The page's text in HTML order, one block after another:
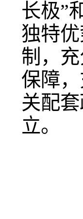
长极”
独特
制，
保障
关配
立。